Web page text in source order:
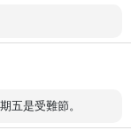
五是受難節。